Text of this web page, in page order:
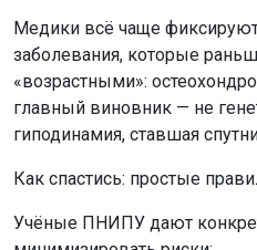
Медики всё чаще
заболевания, которые
«возрастными»:
главный виновник — не
гиподинамия, ставшая
Как спастись: простые
Учёные ПНИПУ дают